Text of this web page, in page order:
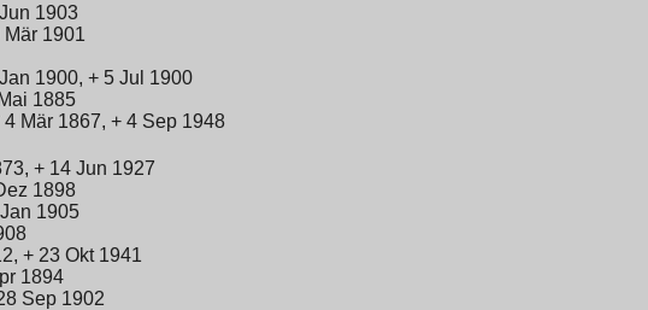
1903
Mär 1901
1900, + 5 Jul 1900
1885
4 Mär 1867, + 4 Sep 1948
+ 14 Jun 1927
1898
1905
+ 23 Okt 1941
1894
Sep 1902